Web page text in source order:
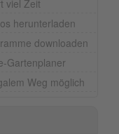
viel Zeit
herunterladen
downloaden
Gartenplaner
Weg möglich